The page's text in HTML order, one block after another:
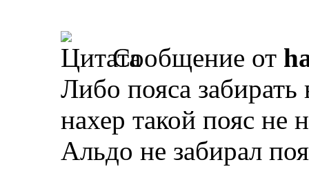
Сообщение от
Либо пояса
нахер такой пояс не
Альдо не забирал